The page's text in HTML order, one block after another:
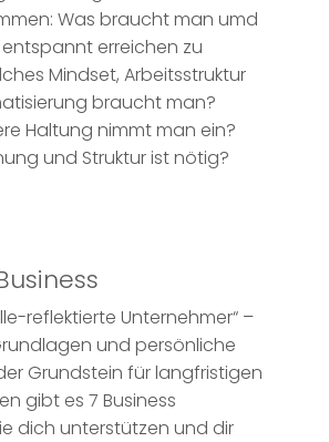
Was braucht man umd
erreichen zu
Mindset, Arbeitsstruktur
braucht man?
Haltung nimmt man ein?
und Struktur ist nötig?
reflektierte Unternehmer“ –
und persönliche
Grundstein für langfristigen
gibt es 7 Business
dich unterstützen und dir